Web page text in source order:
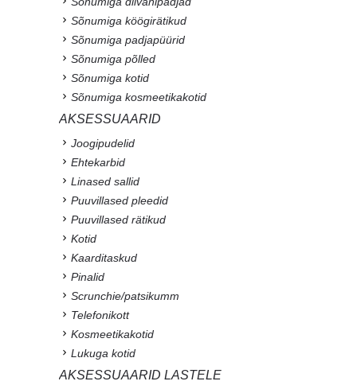
Sõnumiga köögirätikud
Sõnumiga padjapüürid
Sõnumiga põlled
Sõnumiga kotid
Sõnumiga kosmeetikakotid
AKSESSUAARID
Joogipudelid
Ehtekarbid
Linased sallid
Puuvillased pleedid
Puuvillased rätikud
Kotid
Kaarditaskud
Pinalid
Scrunchie/patsikumm
Telefonikott
Kosmeetikakotid
Lukuga kotid
AKSESSUAARID LASTELE